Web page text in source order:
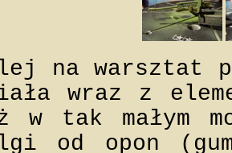
na warsztat
wraz z
w tak małym
od opon